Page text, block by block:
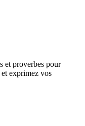
et proverbes pour
exprimez vos